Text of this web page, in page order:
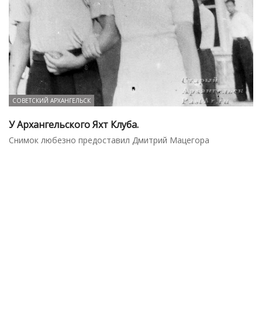
СОВЕТСКИЙ АРХАНГЕЛЬСК
У Архангельского Яхт Клуба.
Снимок любезно предоставил Дмитрий Мацегора